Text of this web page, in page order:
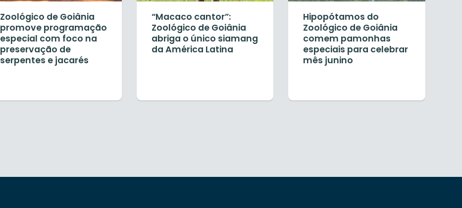
Zoológico de Goiânia
promove programação
especial com foco na
preservação de
serpentes e jacarés
“Macaco cantor”:
Zoológico de Goiânia
abriga o único siamang
da América Latina
Hipopótamos do
Zoológico de Goiânia
comem pamonhas
especiais para celebrar
mês junino